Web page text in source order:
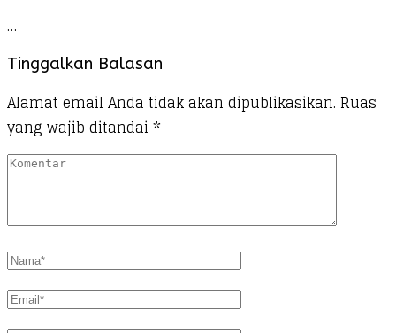
…
Tinggalkan Balasan
Alamat email Anda tidak akan dipublikasikan. Ruas
yang wajib ditandai *